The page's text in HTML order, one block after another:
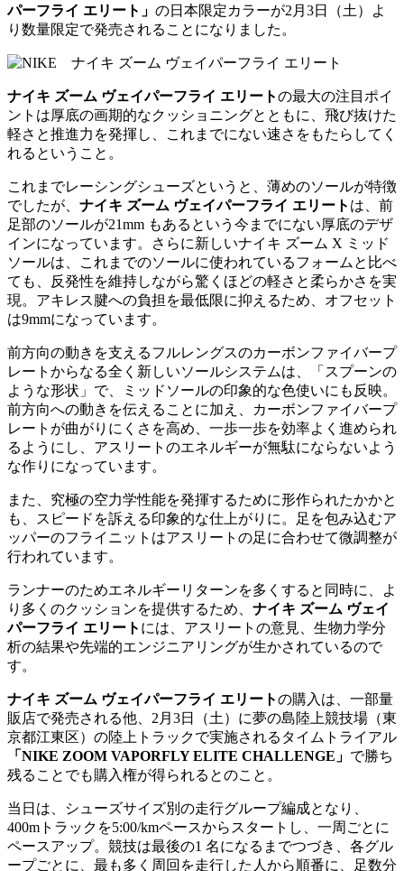
パーフライ エリート」 の日本限定カラーが2月3日（土）よ
り数量限定で発売されることになりました。
ナイキ ズーム ヴェイパーフライ エリートの最大の注目ポイ
ントは厚底の画期的なクッショニングとともに、飛び抜けた
軽さと推進力を発揮し、これまでにない速さをもたらしてく
れるということ。
これまでレーシングシューズというと、薄めのソールが特徴
でしたが、 ナイキ ズーム ヴェイパーフライ エリート は、前
足部のソールが21mm もあるという今までにない厚底のデザ
インになっています。さらに新しいナイキ ズーム X ミッド
ソールは、これまでのソールに使われているフォームと比べ
ても、反発性を維持しながら驚くほどの軽さと柔らかさを実
現。アキレス腱への負担を最低限に抑えるため、オフセット
は9mmになっています。
前方向の動きを支えるフルレングスのカーボンファイバープ
レートからなる全く新しいソールシステムは、「スプーンの
ような形状」で、ミッドソールの印象的な色使いにも反映。
前方向への動きを伝えることに加え、カーボンファイバープ
レートが曲がりにくさを高め、一歩一歩を効率よく進められ
るようにし、アスリートのエネルギーが無駄にならないよう
な作りになっています。
また、究極の空力学性能を発揮するために形作られたかかと
も、スピードを訴える印象的な仕上がりに。足を包み込むア
ッパーのフライニットはアスリートの足に合わせて微調整が
行われています。
ランナーのためエネルギーリターンを多くすると同時に、よ
り多くのクッションを提供するため、 ナイキ ズーム ヴェイ
パーフライ エリート には、アスリートの意見、生物力学分
析の結果や先端的エンジニアリングが生かされているので
す。
ナイキ ズーム ヴェイパーフライ エリートの購入は、一部量
販店で発売される他、2月3日（土）に夢の島陸上競技場（東
京都江東区）の陸上トラックで実施されるタイムトライアル
「NIKE ZOOM VAPORFLY ELITE CHALLENGE」 で勝ち
残ることでも購入権が得られるとのこと。
当日は、シューズサイズ別の走行グループ編成となり、
400mトラックを5:00/kmペースからスタートし、一周ごとに
ペースアップ。競技は最後の1 名になるまでつづき、各グル
ープごとに、最も多く周回を走行した人から順番に、足数分